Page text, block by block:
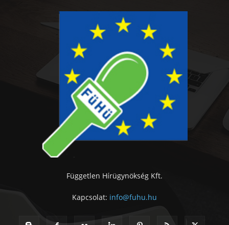
Független Hírügynökség Kft.
Kapcsolat: info@fuhu.hu